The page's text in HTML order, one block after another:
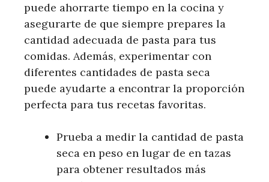
puede ahorrarte tiempo en la cocina y
asegurarte de que siempre prepares la
cantidad adecuada de pasta para tus
comidas. Además, experimentar con
diferentes cantidades de pasta seca
puede ayudarte a encontrar la proporción
perfecta para tus recetas favoritas.
Prueba a medir la cantidad de pasta
seca en peso en lugar de en tazas
para obtener resultados más